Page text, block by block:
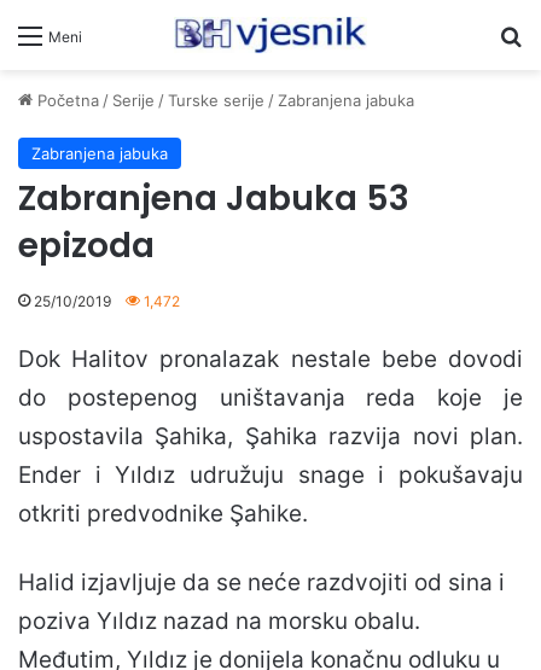
Meni
Početna/ Serije /Turske serije /Zabranjena jabuka
Zabranjena jabuka
Zabranjena Jabuka 53
epizoda
25/10/2019 1,472
Dok Halitov pronalazak nestale bebe dovodi
do postepenog uništavanja reda koje je
uspostavila Şahika, Şahika razvija novi plan.
Ender i Yıldız udružuju snage i pokušavaju
otkriti predvodnike Şahike.
Halid izjavljuje da se neće razdvojiti od sina i
poziva Yıldız nazad na morsku obalu.
Međutim, Yıldız je donijela konačnu odluku u